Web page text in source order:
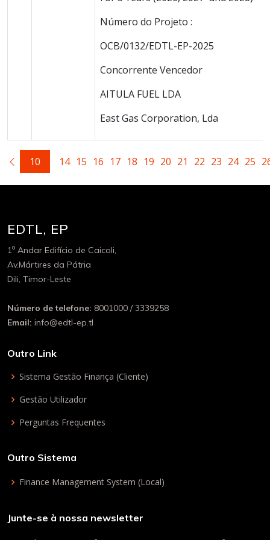
Número do Projeto :
OCB/0132/EDTL-EP-2025
Concorrente Vencedor
AITULA FUEL LDA
East Gas Corporation, Lda
10 14 15 16 17 18 19 20 21 22 23 24 25
EDTL, EP
1⁰ Andar Edifício de Caicoli,
Av.Mártires da Pátria
Dili, Timor-Leste
Número de telefone: 8001000 / 3339258
Email: info@edtl-ep.tl
Outro Link
Sistema Gestão Finança (Cliente)
Gestão Utilizador
Perguntas Frequentes
Outro Sistema
Finance Management System (Local)
Junte-se à nossa newsletter